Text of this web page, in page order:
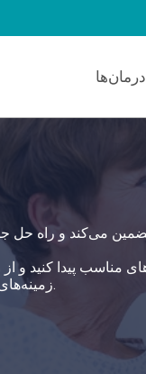
درمان‌ها
زمینه‌های سلامت از طریق بیمارستان‌های وابسته پیروی کند.